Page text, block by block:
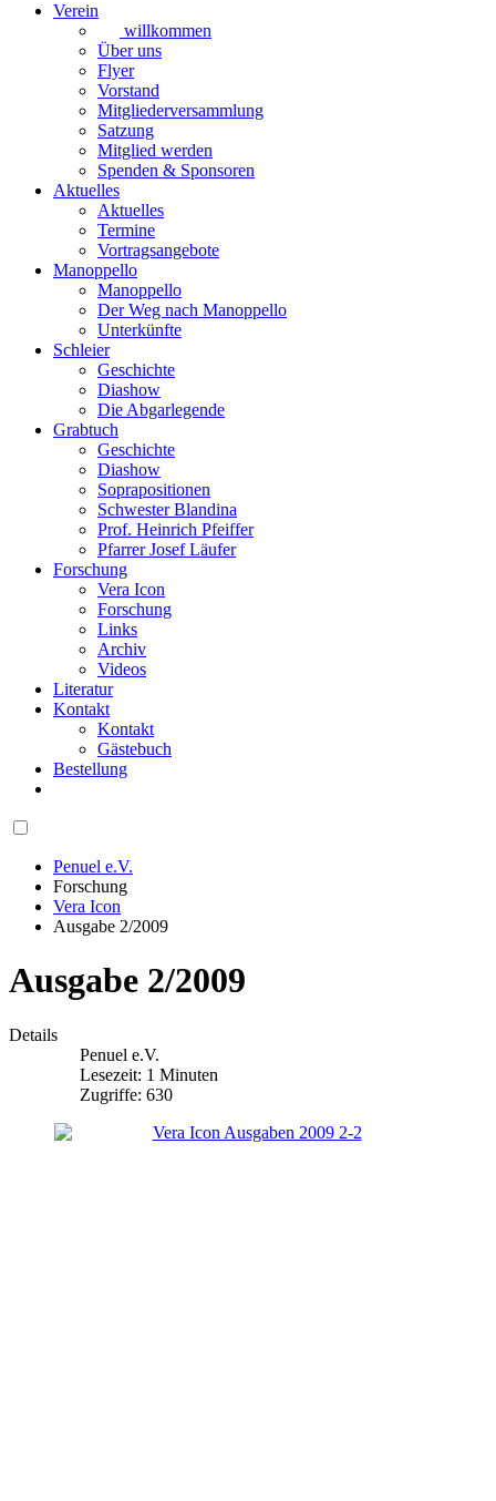
Verein
willkommen
Über uns
Flyer
Vorstand
Mitgliederversammlung
Satzung
Mitglied werden
Spenden & Sponsoren
Aktuelles
Aktuelles
Termine
Vortragsangebote
Manoppello
Manoppello
Der Weg nach Manoppello
Unterkünfte
Schleier
Geschichte
Diashow
Die Abgarlegende
Grabtuch
Geschichte
Diashow
Soprapositionen
Schwester Blandina
Prof. Heinrich Pfeiffer
Pfarrer Josef Läufer
Forschung
Vera Icon
Forschung
Links
Archiv
Videos
Literatur
Kontakt
Kontakt
Gästebuch
Bestellung
Penuel e.V.
Forschung
Vera Icon
Ausgabe 2/2009
Ausgabe 2/2009
Details
Penuel e.V.
Lesezeit: 1 Minuten
Zugriffe: 630